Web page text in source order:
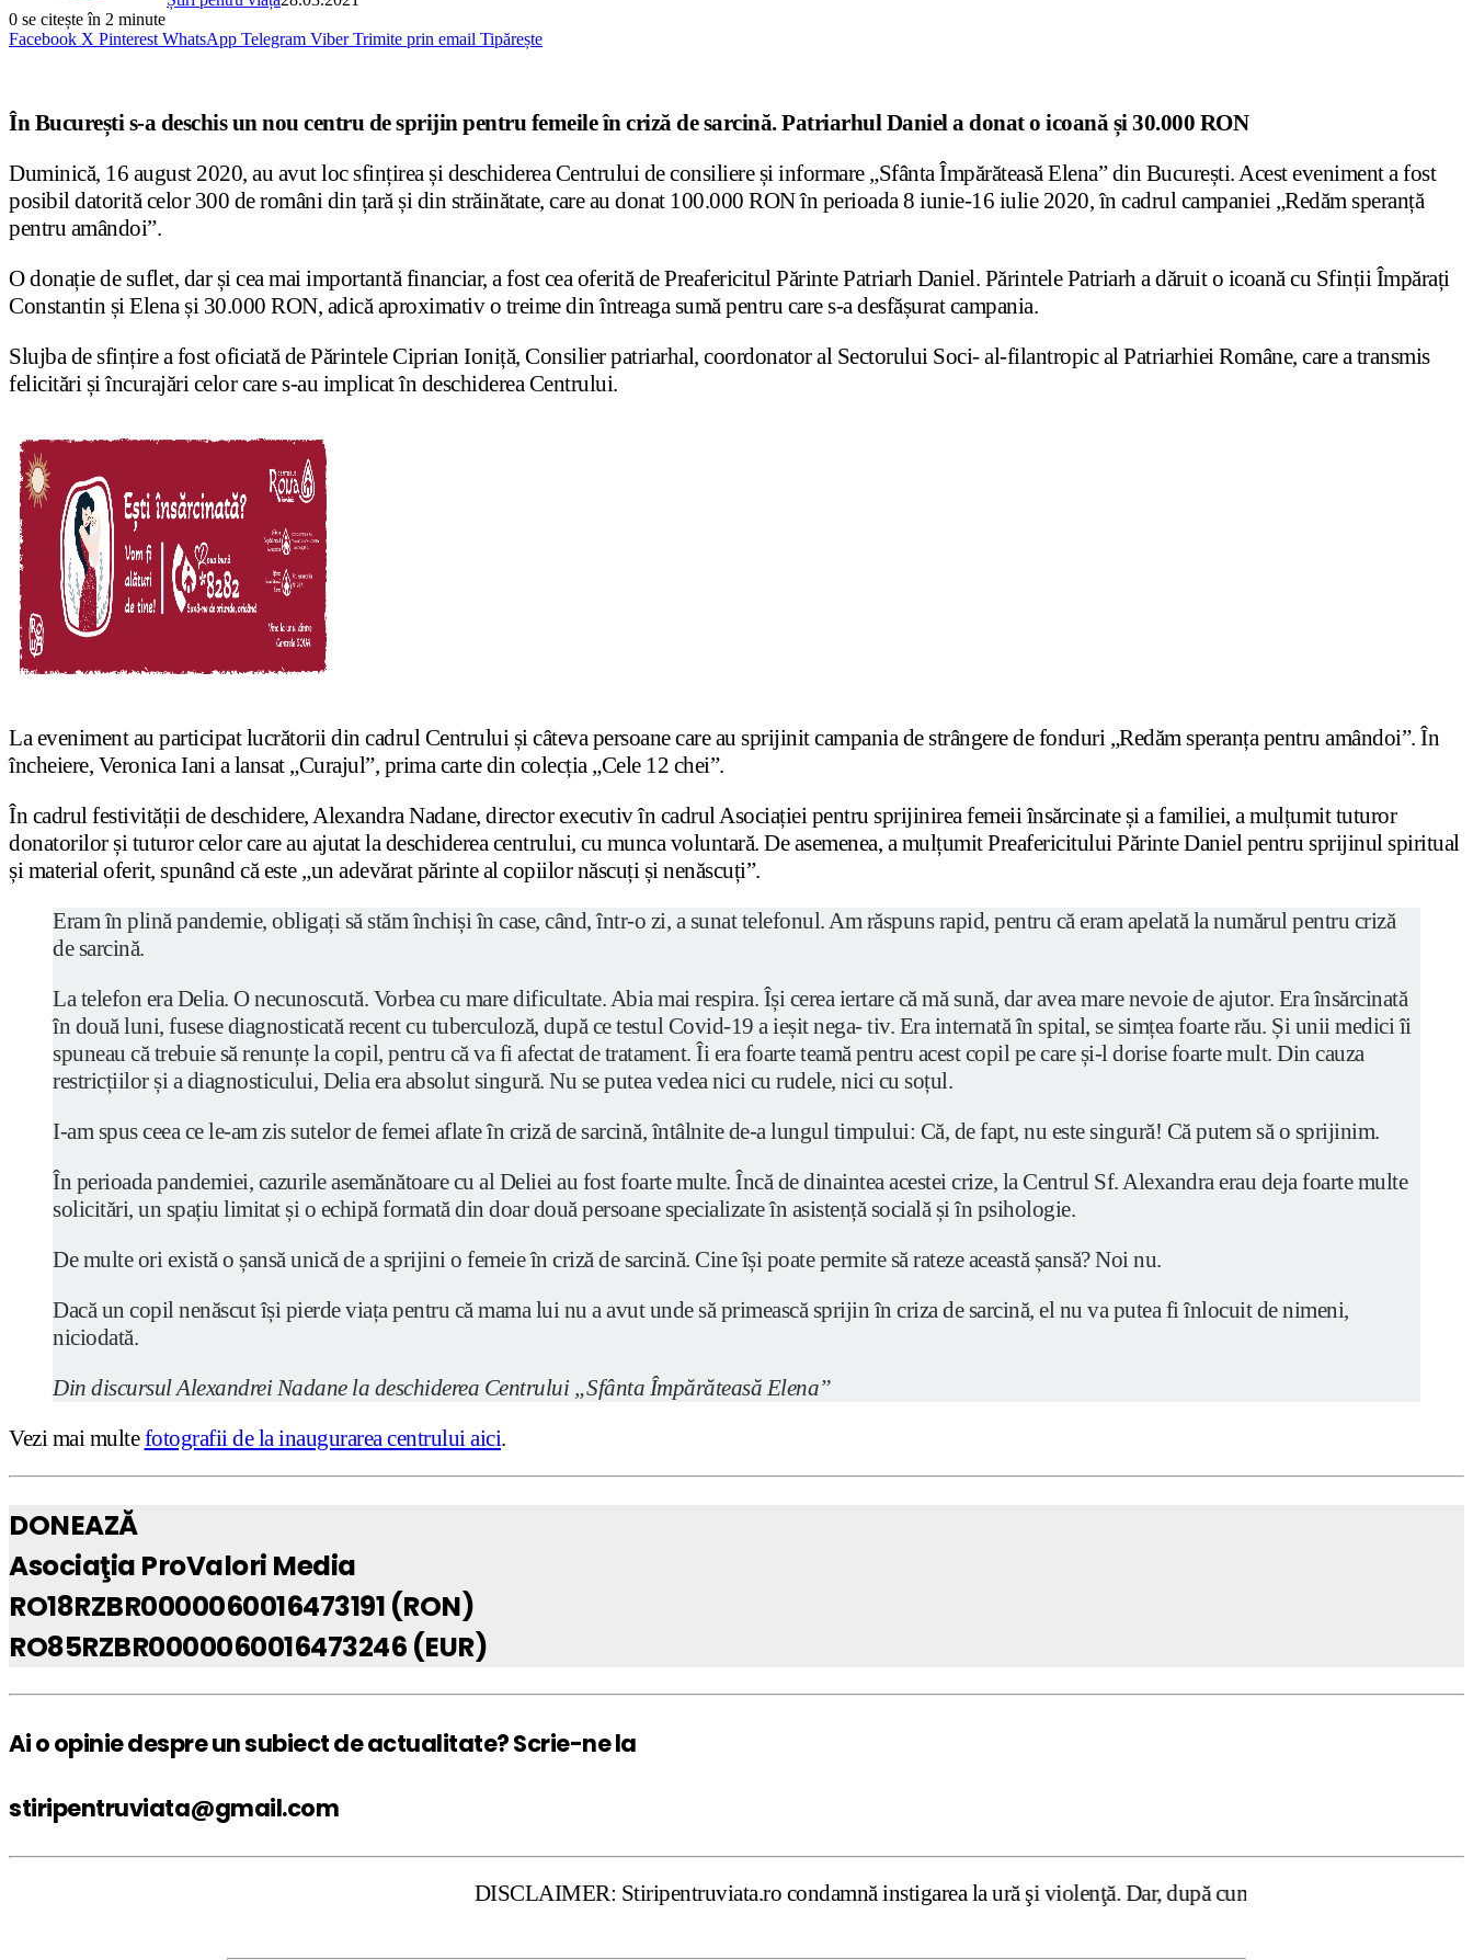
0 se citește în 2 minute
Facebook X Pinterest WhatsApp Telegram Viber Trimite prin email Tipărește
În București s-a deschis un nou centru de sprijin pentru femeile în criză de sarcină. Patriarhul Daniel a donat o icoană și 30.000 RON
Duminică, 16 august 2020, au avut loc sfințirea și deschiderea Centrului de consiliere și informare „Sfânta Împărăteasă Elena” din București. Acest eveniment a fost
posibil datorită celor 300 de români din țară și din străinătate, care au donat 100.000 RON în perioada 8 iunie-16 iulie 2020, în cadrul campaniei „Redăm speranță
pentru amândoi”.
O donație de suflet, dar și cea mai importantă financiar, a fost cea oferită de Preafericitul Părinte Patriarh Daniel. Părintele Patriarh a dăruit o icoană cu Sfinții Împărați
Constantin și Elena și 30.000 RON, adică aproximativ o treime din întreaga sumă pentru care s-a desfășurat campania.
Slujba de sfințire a fost oficiată de Părintele Ciprian Ioniță, Consilier patriarhal, coordonator al Sectorului Soci- al-filantropic al Patriarhiei Române, care a transmis
felicitări și încurajări celor care s-au implicat în deschiderea Centrului.
La eveniment au participat lucrătorii din cadrul Centrului și câteva persoane care au sprijinit campania de strângere de fonduri „Redăm speranța pentru amândoi”. În
încheiere, Veronica Iani a lansat „Curajul”, prima carte din colecția „Cele 12 chei”.
În cadrul festivității de deschidere, Alexandra Nadane, director executiv în cadrul Asociației pentru sprijinirea femeii însărcinate și a familiei, a mulțumit tuturor
donatorilor și tuturor celor care au ajutat la deschiderea centrului, cu munca voluntară. De asemenea, a mulțumit Preafericitului Părinte Daniel pentru sprijinul spiritual
și material oferit, spunând că este „un adevărat părinte al copiilor născuți și nenăscuți”.
Eram în plină pandemie, obligați să stăm închiși în case, când, într-o zi, a sunat telefonul. Am răspuns rapid, pentru că eram apelată la numărul pentru criză
de sarcină.
La telefon era Delia. O necunoscută. Vorbea cu mare dificultate. Abia mai respira. Își cerea iertare că mă sună, dar avea mare nevoie de ajutor. Era însărcinată
în două luni, fusese diagnosticată recent cu tuberculoză, după ce testul Covid-19 a ieșit nega- tiv. Era internată în spital, se simțea foarte rău. Și unii medici îi
spuneau că trebuie să renunțe la copil, pentru că va fi afectat de tratament. Îi era foarte teamă pentru acest copil pe care și-l dorise foarte mult. Din cauza
restricțiilor și a diagnosticului, Delia era absolut singură. Nu se putea vedea nici cu rudele, nici cu soțul.
I-am spus ceea ce le-am zis sutelor de femei aflate în criză de sarcină, întâlnite de-a lungul timpului: Că, de fapt, nu este singură! Că putem să o sprijinim.
În perioada pandemiei, cazurile asemănătoare cu al Deliei au fost foarte multe. Încă de dinaintea acestei crize, la Centrul Sf. Alexandra erau deja foarte multe
solicitări, un spațiu limitat și o echipă formată din doar două persoane specializate în asistență socială și în psihologie.
De multe ori există o șansă unică de a sprijini o femeie în criză de sarcină. Cine își poate permite să rateze această șansă? Noi nu.
Dacă un copil nenăscut își pierde viața pentru că mama lui nu a avut unde să primească sprijin în criza de sarcină, el nu va putea fi înlocuit de nimeni,
niciodată.
Din discursul Alexandrei Nadane la deschiderea Centrului „Sfânta Împărăteasă Elena”
Vezi mai multefotografii de la inaugurarea centrului aici.
DONEAZĂ
Asociaţia ProValori Media
RO18RZBR0000060016473191 (RON)
RO85RZBR0000060016473246 (EUR)
Ai o opinie despre un subiect de actualitate? Scrie-ne la
stiripentruviata@gmail.com
DISCLAIMER: Stiripentruviata.ro condamnă instigarea la ură şi violenţă. Dar, după cum confirmă şi CEDO în cazul